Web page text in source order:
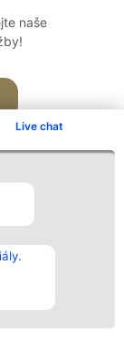
Live chat
naše